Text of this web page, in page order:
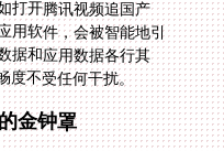
度不受任何干扰。
金钟罩